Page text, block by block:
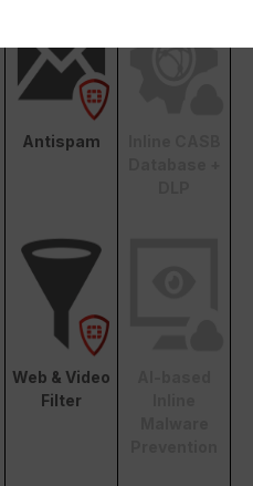
Antispam
Web & Video
Filter